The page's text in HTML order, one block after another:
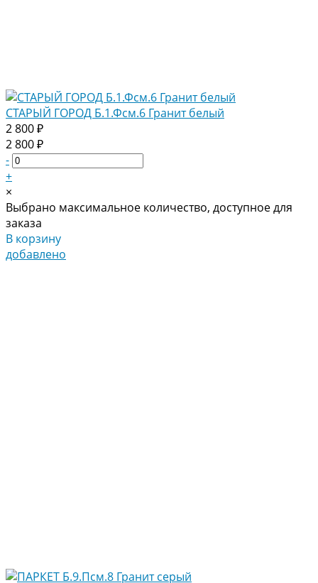
СТАРЫЙ ГОРОД Б.1.Фсм.6 Гранит белый
2 800 ₽
2 800 ₽
-
+
×
Выбрано максимальное количество, доступное для
заказа
В корзину
добавлено